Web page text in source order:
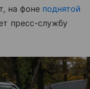
на фоне поднятой
пресс-службу